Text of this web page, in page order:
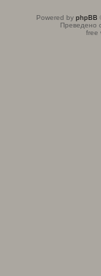
Powered by phpBB
Преведено
free